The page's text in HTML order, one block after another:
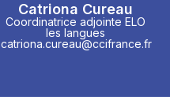
Catriona Cureau
Coordinatrice adjointe ELO
les langues
catriona.cureau@ccifrance.fr